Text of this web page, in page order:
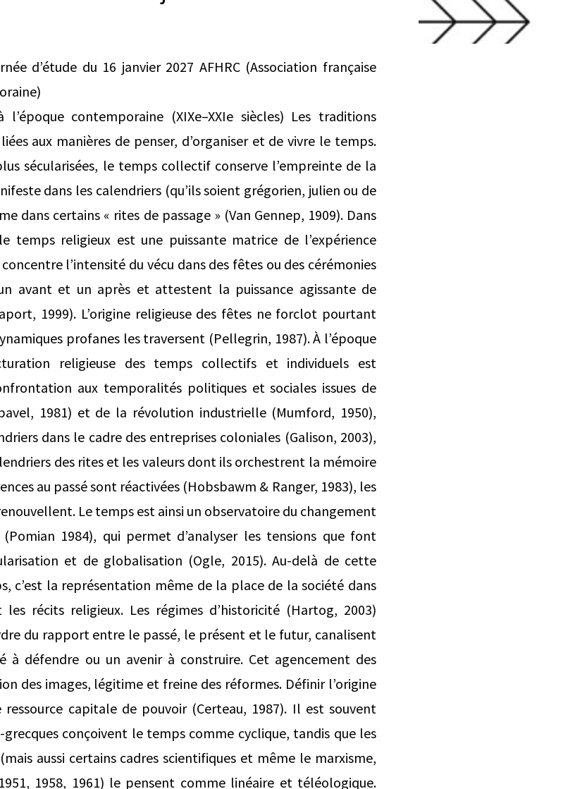
d’étude du 16 janvier 2027 AFHRC (Association française
contemporaine (XIXe–XXIe siècles) Les traditions
aux manières de penser, d’organiser et de vivre le temps.
sécularisées, le temps collectif conserve l’empreinte de la
dans les calendriers (qu’ils soient grégorien, julien ou de
dans certains « rites de passage » (Van Gennep, 1909). Dans
temps religieux est une puissante matrice de l’expérience
l’intensité du vécu dans des fêtes ou des cérémonies
avant et un après et attestent la puissance agissante de
1999). L’origine religieuse des fêtes ne forclot pourtant
profanes les traversent (Pellegrin, 1987). À l’époque
religieuse des temps collectifs et individuels est
aux temporalités politiques et sociales issues de
1981) et de la révolution industrielle (Mumford, 1950),
dans le cadre des entreprises coloniales (Galison, 2003),
des rites et les valeurs dont ils orchestrent la mémoire
au passé sont réactivées (Hobsbawm & Ranger, 1983), les
Le temps est ainsi un observatoire du changement
1984), qui permet d’analyser les tensions que font
et de globalisation (Ogle, 2015). Au-delà de cette
c’est la représentation même de la place de la société dans
récits religieux. Les régimes d’historicité (Hartog, 2003)
du rapport entre le passé, le présent et le futur, canalisent
à défendre ou un avenir à construire. Cet agencement des
des images, légitime et freine des réformes. Définir l’origine
capitale de pouvoir (Certeau, 1987). Il est souvent
conçoivent le temps comme cyclique, tandis que les
aussi certains cadres scientifiques et même le marxisme,
1958, 1961) le pensent comme linéaire et téléologique.